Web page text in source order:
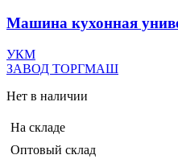
Машина кухонная
УКМ
ЗАВОД ТОРГМАШ
Нет в наличии
На складе
Оптовый склад